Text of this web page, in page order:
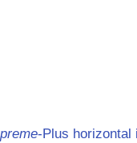
-Plus horizontal